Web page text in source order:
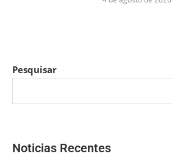
Pesquisar
Noticias Recentes